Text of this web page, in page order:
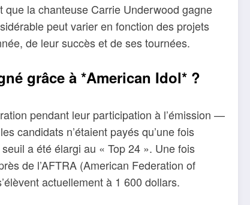
la chanteuse Carrie Underwood gagne
peut varier en fonction des projets
de leur succès et de ses tournées.
grâce à *American Idol* ?
pendant leur participation à l’émission —
candidats n’étaient payés qu’une fois
a été élargi au « Top 24 ». Une fois
de l’AFTRA (American Federation of
actuellement à 1 600 dollars.